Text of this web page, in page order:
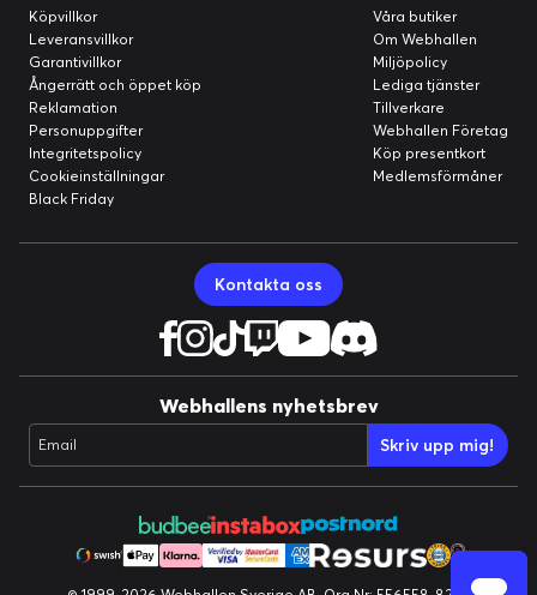
Köpvillkor
Leveransvillkor
Garantivillkor
Ångerrätt och öppet köp
Reklamation
Personuppgifter
Integritetspolicy
Cookieinställningar
Black Friday
Våra butiker
Om Webhallen
Miljöpolicy
Lediga tjänster
Tillverkare
Webhallen Företag
Köp presentkort
Medlemsförmåner
Kontakta oss
Webhallens nyhetsbrev
Email Skriv upp mig!